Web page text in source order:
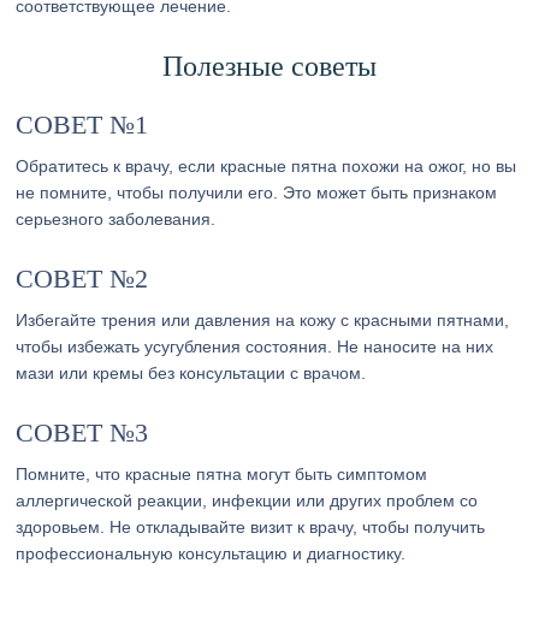
соответствующее лечение.
Полезные советы
СОВЕТ №1
Обратитесь к врачу, если красные пятна похожи на ожог, но вы
не помните, чтобы получили его. Это может быть признаком
серьезного заболевания.
СОВЕТ №2
Избегайте трения или давления на кожу с красными пятнами,
чтобы избежать усугубления состояния. Не наносите на них
мази или кремы без консультации с врачом.
СОВЕТ №3
Помните, что красные пятна могут быть симптомом
аллергической реакции, инфекции или других проблем со
здоровьем. Не откладывайте визит к врачу, чтобы получить
профессиональную консультацию и диагностику.